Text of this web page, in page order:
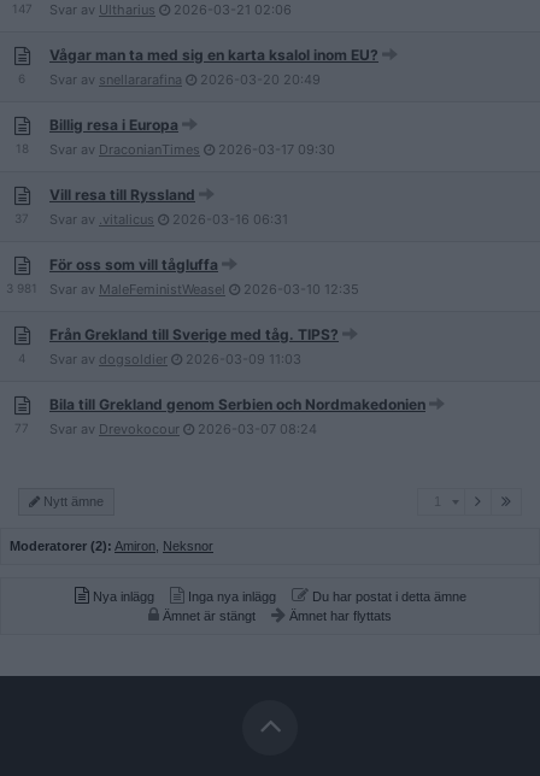
147 Svar av Ultharius 2026-03-21 02:06
6
Vågar man ta med sig en karta ksalol inom EU?
Svar av snellararafina 2026-03-20 20:49
18
Billig resa i Europa
Svar av DraconianTimes 2026-03-17 09:30
37
Vill resa till Ryssland
Svar av .vitalicus 2026-03-16 06:31
3 981
För oss som vill tågluffa
Svar av MaleFeministWeasel 2026-03-10 12:35
4
Från Grekland till Sverige med tåg. TIPS?
Svar av dogsoldier 2026-03-09 11:03
77
Bila till Grekland genom Serbien och Nordmakedonien
Svar av Drevokocour 2026-03-07 08:24
Nytt ämne
Moderatorer (2): Amiron Neksnor
Nya inlägg Inga nya inlägg
Du har postat i detta ämne
Ämnet är stängt
Ämnet har flyttats